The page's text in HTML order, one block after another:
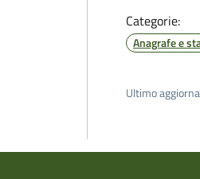
Categorie:
Anagrafe e
Ultimo